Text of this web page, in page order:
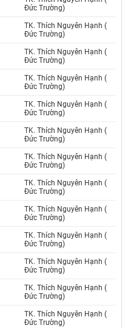
Đức Trường)
TK. Thích Nguyên Hạnh (
Đức Trường)
TK. Thích Nguyên Hạnh (
Đức Trường)
TK. Thích Nguyên Hạnh (
Đức Trường)
TK. Thích Nguyên Hạnh (
Đức Trường)
TK. Thích Nguyên Hạnh (
Đức Trường)
TK. Thích Nguyên Hạnh (
Đức Trường)
TK. Thích Nguyên Hạnh (
Đức Trường)
TK. Thích Nguyên Hạnh (
Đức Trường)
TK. Thích Nguyên Hạnh (
Đức Trường)
TK. Thích Nguyên Hạnh (
Đức Trường)
TK. Thích Nguyên Hạnh (
Đức Trường)
TK. Thích Nguyên Hạnh (
Đức Trường)